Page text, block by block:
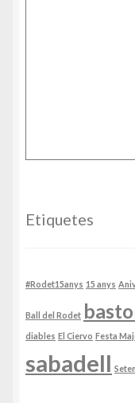
Etiquetes
#Rodet15anys 15 anys
Ball del Rodet
diables El Ciervo Festa
sabadell